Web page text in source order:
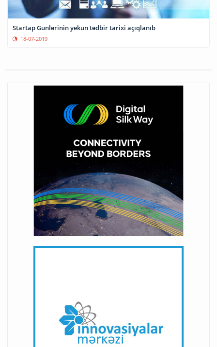
Startap Günlərinin yekun tədbir tarixi açıqlanıb
18-07-2019